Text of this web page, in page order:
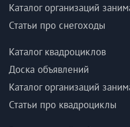
Каталог организаций
Статьи про снегоходы
Каталог квадроциклов
Доска объявлений
Каталог организаций
Статьи про квадроциклы